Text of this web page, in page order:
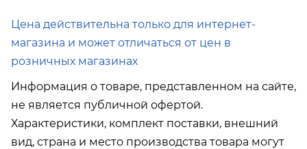
Цена действительна только для интернет-
магазина и может отличаться от цен в
розничных магазинах
Информация о товаре, представленном на сайте,
не является публичной офертой.
Характеристики, комплект поставки, внешний
вид, страна и место производства товара могут